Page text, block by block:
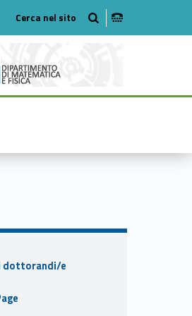
62
dottorandi/e